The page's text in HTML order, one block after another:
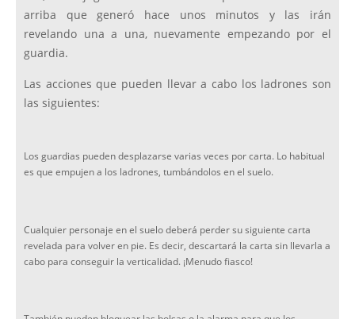
arriba que generó hace unos minutos y las irán
revelando una a una, nuevamente empezando por el
guardia.
Las acciones que pueden llevar a cabo los ladrones son
las siguientes:
Los guardias pueden desplazarse varias veces por carta. Lo habitual
es que empujen a los ladrones, tumbándolos en el suelo.
Cualquier personaje en el suelo deberá perder su siguiente carta
revelada para volver en pie. Es decir, descartará la carta sin llevarla a
cabo para conseguir la verticalidad. ¡Menudo fiasco!